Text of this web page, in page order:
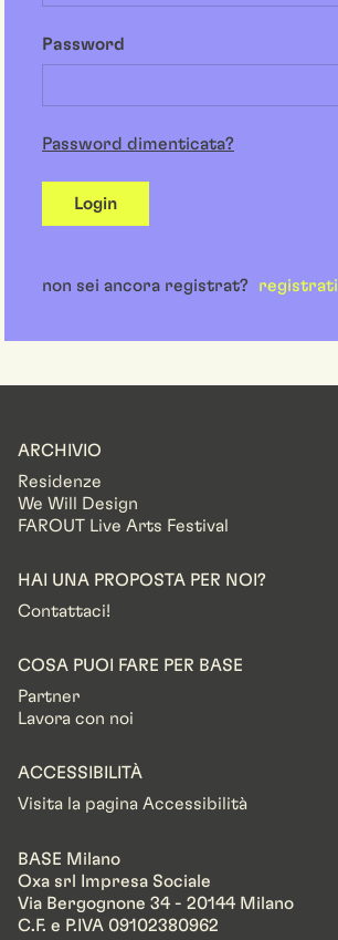
Password
Password dimenticata?
Login
non sei ancora registrat? registrati
ARCHIVIO
Residenze
We Will Design
FAROUT Live Arts Festival
HAI UNA PROPOSTA PER NOI?
Contattaci!
COSA PUOI FARE PER BASE
Partner
Lavora con noi
ACCESSIBILITÀ
Visita la pagina Accessibilità
BASE Milano
Oxa srl Impresa Sociale
Via Bergognone 34 - 20144 Milano
C.F. e P.IVA 09102380962